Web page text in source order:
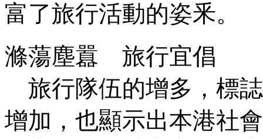
富了旅行活動的姿釆。
滌蕩塵囂 旅行宜倡
旅行隊伍的增多，標
增加，也顯示出本港社